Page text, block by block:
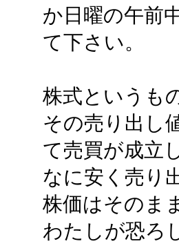
か日曜の午前
て下さい。
株式というも
その売り出し
て売買が成立
なに安く売り
株価はそのま
わたしが恐ろ